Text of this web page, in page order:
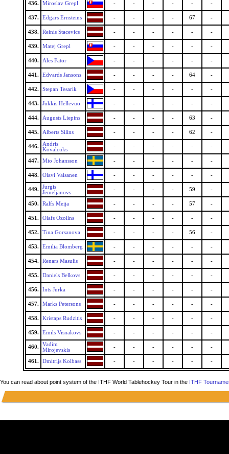
436. Miroslav Grepl - - - - - -
437. Edgars Ernsteins - - - - 67 -
438. Reinis Stacevics - - - - - -
439. Matej Grepl - - - - - -
440. Ales Fator - - - - - -
441. Edvards Jansons - - - - 64 -
442. Stepan Tesarik - - - - - -
443. Jukkis Hellevuo - - - - - -
444. Augusts Liepins - - - - 63 -
445. Alberts Silins - - - - 62 -
446.
Andris
Kovalcuks
- - - - - -
447. Mio Johansson - - - - - -
448. Olavi Vaisanen - - - - - -
449.
Jurgis
Jemeljanovs
- - - - 59 -
450. Ralfs Meija - - - - 57 -
451. Olafs Ozolins - - - - - -
452. Tina Gorsanova - - - - 56 -
453. Emilia Blomberg - - - - - -
454. Renars Masulis - - - - - -
455. Daniels Belkovs - - - - - -
456. Ints Jurka - - - - - -
457. Marks Petersons - - - - - -
458. Kristaps Rudzitis - - - - - -
459. Emils Visnakovs - - - - - -
460.
Vadim
Mirojevskis
- - - - - -
461. Dmitrijs Kolbass - - - - - -
You can read about point system of the ITHF World Tablehockey Tour in the ITHF